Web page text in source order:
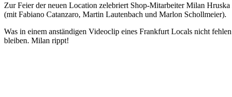
Zur Feier der neuen Location zelebriert Shop-Mitarbeiter Milan
(mit Fabiano Catanzaro, Martin Lautenbach und Marlon Schollmeier).
Was in einem anständigen Videoclip eines Frankfurt Locals nicht
bleiben. Milan rippt!